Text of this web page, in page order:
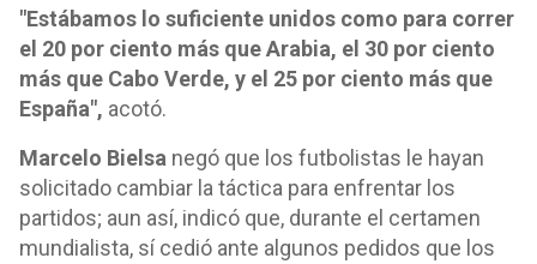
"Estábamos lo suficiente unidos como para correr
el 20 por ciento más que Arabia, el 30 por ciento
más que Cabo Verde, y el 25 por ciento más que
España", acotó.
Marcelo Bielsa negó que los futbolistas le hayan
solicitado cambiar la táctica para enfrentar los
partidos; aun así, indicó que, durante el certamen
mundialista, sí cedió ante algunos pedidos que los